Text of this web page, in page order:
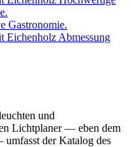
Gastronomie.
und
Lichtplaner — eben dem
umfasst der Katalog des